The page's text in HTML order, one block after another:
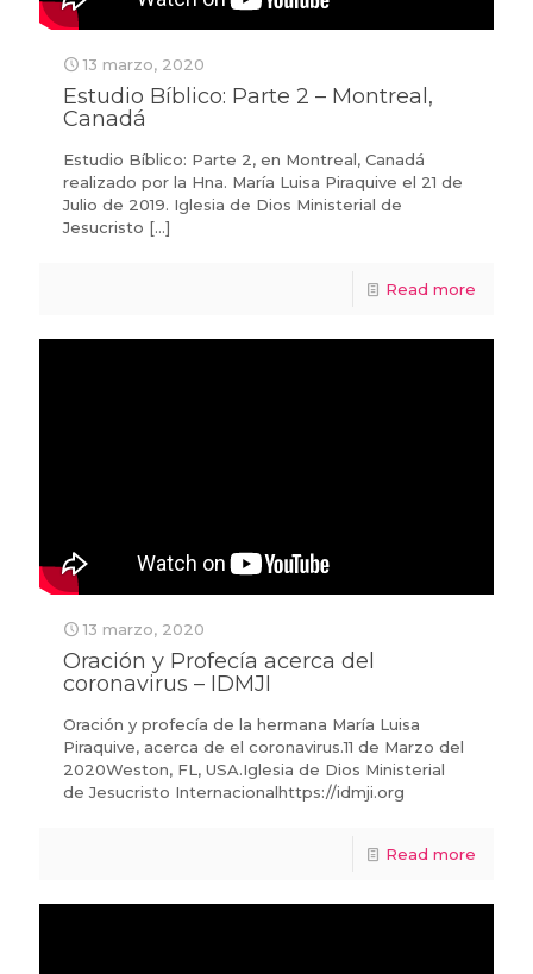
13 marzo, 2020
Estudio Bíblico: Parte 2 – Montreal,
Canadá
Estudio Bíblico: Parte 2, en Montreal, Canadá
realizado por la Hna. María Luisa Piraquive el 21 de
Julio de 2019. Iglesia de Dios Ministerial de
Jesucristo […]
Read more
13 marzo, 2020
Oración y Profecía acerca del
coronavirus – IDMJI
Oración y profecía de la hermana María Luisa
Piraquive, acerca de el coronavirus.11 de Marzo del
2020Weston, FL, USA.Iglesia de Dios Ministerial
de Jesucristo Internacionalhttps://idmji.org
Read more